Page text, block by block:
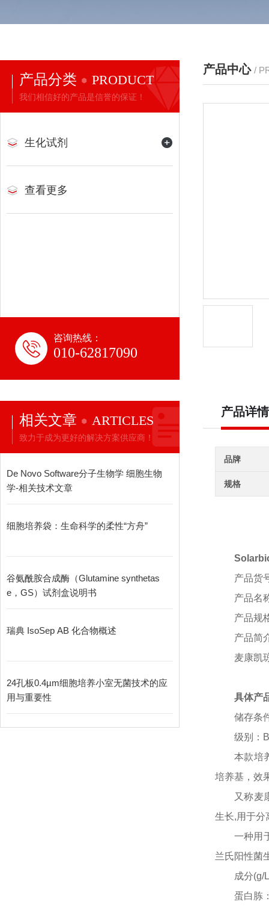
产品分类 PRODUCT
我们相信好的产品是信誉的保证！
生化试剂
查看更多
咨询热线：
010-62817090
相关文章 ARTICLES
致力于成为更好的解决方案供应商！
De Novo Software分子生物学 细胞生物
学-相关技术文章
细胞培养袋：生命科学的柔性“方舟”
谷氨酰胺合成酶（Glutamine synthetas
e，GS）试剂盒说明书
瑞典 IsoSep AB 化合物概述
24孔板0.4µm细胞培养小室无菌技术的应
用与重要性
产品中心 /
产品详情
品牌
规格
产品货
产品名
产品规
产品简
麦康凯
具体产
储存条
级别：
本款培
培养基，效
又称麦
生长,用于分
一种用
兰氏阳性菌
成分(g/
蛋白胨